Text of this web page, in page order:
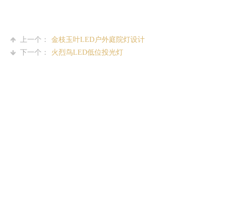
上一个：
金枝玉叶LED户外庭院灯设计
下一个：
火烈鸟LED低位投光灯